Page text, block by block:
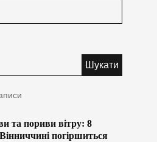
та пориви вітру: 8
погіршиться